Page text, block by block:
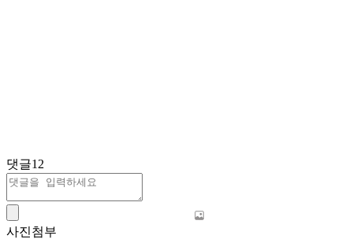
댓글12
사진첨부